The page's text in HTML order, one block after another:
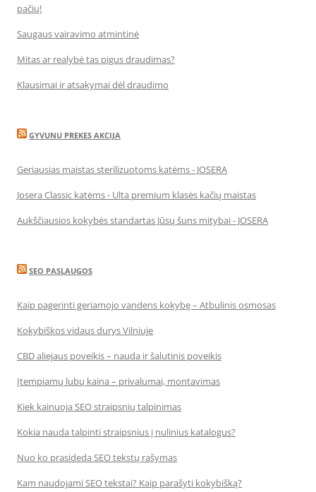
pačių!
Saugaus vairavimo atmintinė
Mitas ar realybė tas pigus draudimas?
Klausimai ir atsakymai dėl draudimo
GYVUNU PREKES AKCIJA
Geriausias maistas sterilizuotoms katėms - JOSERA
Josera Classic katėms - Ulta premium klasės kačių maistas
Aukščiausios kokybės standartas Jūsų šuns mitybai - JOSERA
SEO PASLAUGOS
Kaip pagerinti geriamojo vandens kokybę – Atbulinis osmosas
Kokybiškos vidaus durys Vilniuje
CBD aliejaus poveikis – nauda ir šalutinis poveikis
Įtempiamų lubų kaina – privalumai, montavimas
Kiek kainuoja SEO straipsnių talpinimas
Kokia nauda talpinti straipsnius į nulinius katalogus?
Nuo ko prasideda SEO tekstų rašymas
Kam naudojami SEO tekstai? Kaip parašyti kokybišką?